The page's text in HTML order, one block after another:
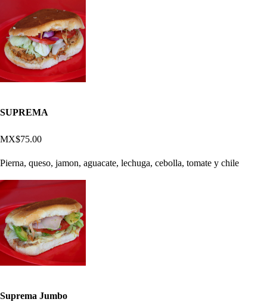
SUPREMA
MX$75.00
Pierna, queso, jamon, aguacate, lechuga, cebolla, tomate y chile
Suprema Jumbo